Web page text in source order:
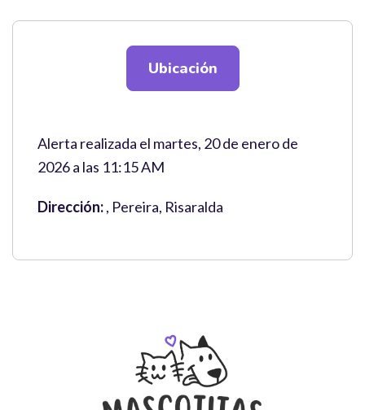
Ubicación
Alerta realizada el martes, 20 de enero de
2026 a las 11:15 AM
Dirección:, Pereira, Risaralda